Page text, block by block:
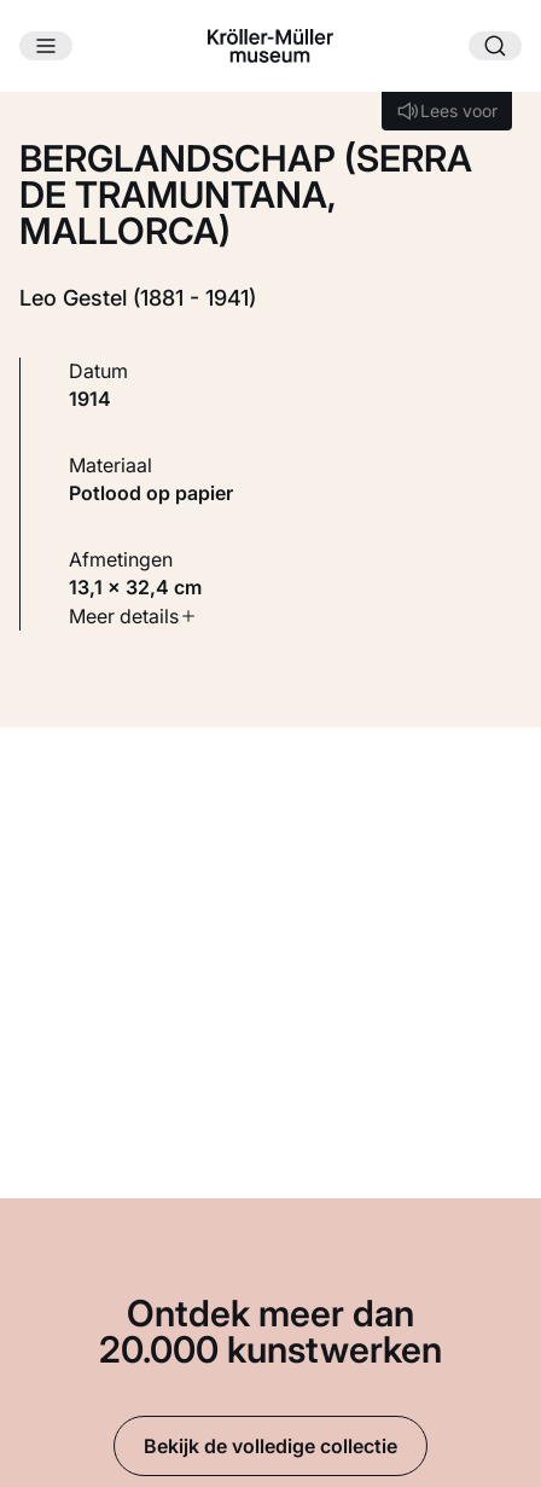
Ga naar hoofdinhoud
Lees voor
Lees voor
BERGLANDSCHAP (SERRA
DE TRAMUNTANA,
MALLORCA)
Leo Gestel (1881 - 1941)
Datum
1914
Materiaal
Potlood op papier
Afmetingen
13,1 × 32,4 cm
Soort werk
Meer details
Ontdek meer dan
20.000 kunstwerken
Bekijk de volledige collectie